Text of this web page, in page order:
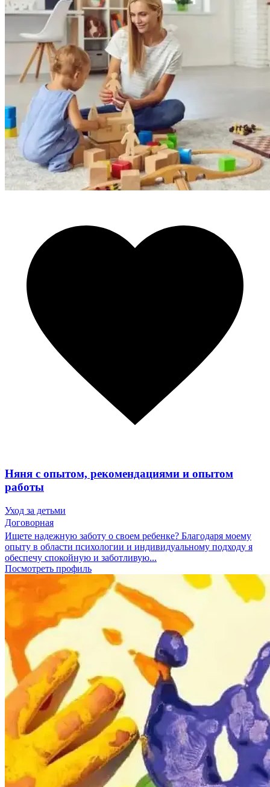
Няня с опытом, рекомендациями и опытом
работы
Уход за детьми
Договорная
Ищете надежную заботу о своем ребенке? Благодаря моему
опыту в области психологии и индивидуальному подходу я
обеспечу спокойную и заботливую...
Посмотреть профиль